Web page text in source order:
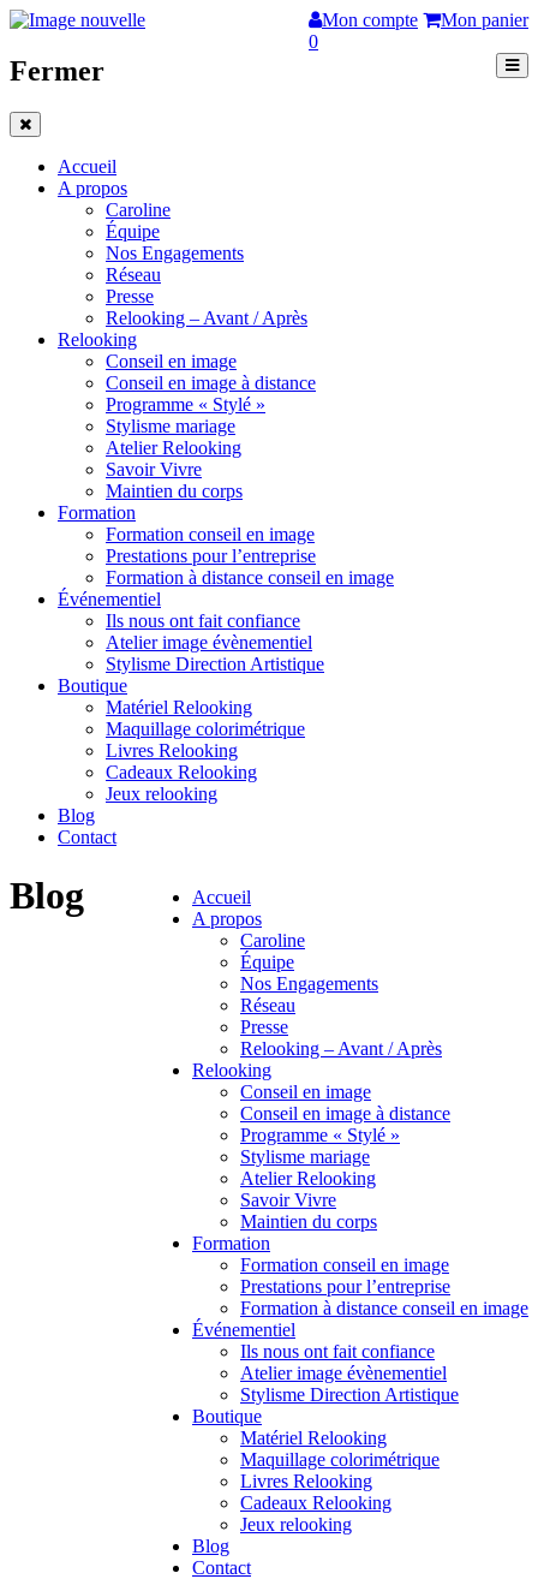
Mon compte
Mon panier
0
Fermer
Accueil
A propos
Caroline
Équipe
Nos Engagements
Réseau
Presse
Relooking – Avant / Après
Relooking
Conseil en image
Conseil en image à distance
Programme « Stylé »
Stylisme mariage
Atelier Relooking
Savoir Vivre
Maintien du corps
Formation
Formation conseil en image
Prestations pour l’entreprise
Formation à distance conseil en image
Événementiel
Ils nous ont fait confiance
Atelier image évènementiel
Stylisme Direction Artistique
Boutique
Matériel Relooking
Maquillage colorimétrique
Livres Relooking
Cadeaux Relooking
Jeux relooking
Blog
Contact
Accueil
A propos
Caroline
Équipe
Nos Engagements
Réseau
Presse
Relooking – Avant / Après
Relooking
Conseil en image
Conseil en image à distance
Programme « Stylé »
Stylisme mariage
Atelier Relooking
Savoir Vivre
Maintien du corps
Formation
Formation conseil en image
Prestations pour l’entreprise
Formation à distance conseil en image
Événementiel
Ils nous ont fait confiance
Atelier image évènementiel
Stylisme Direction Artistique
Boutique
Matériel Relooking
Maquillage colorimétrique
Livres Relooking
Cadeaux Relooking
Jeux relooking
Blog
Contact
Blog